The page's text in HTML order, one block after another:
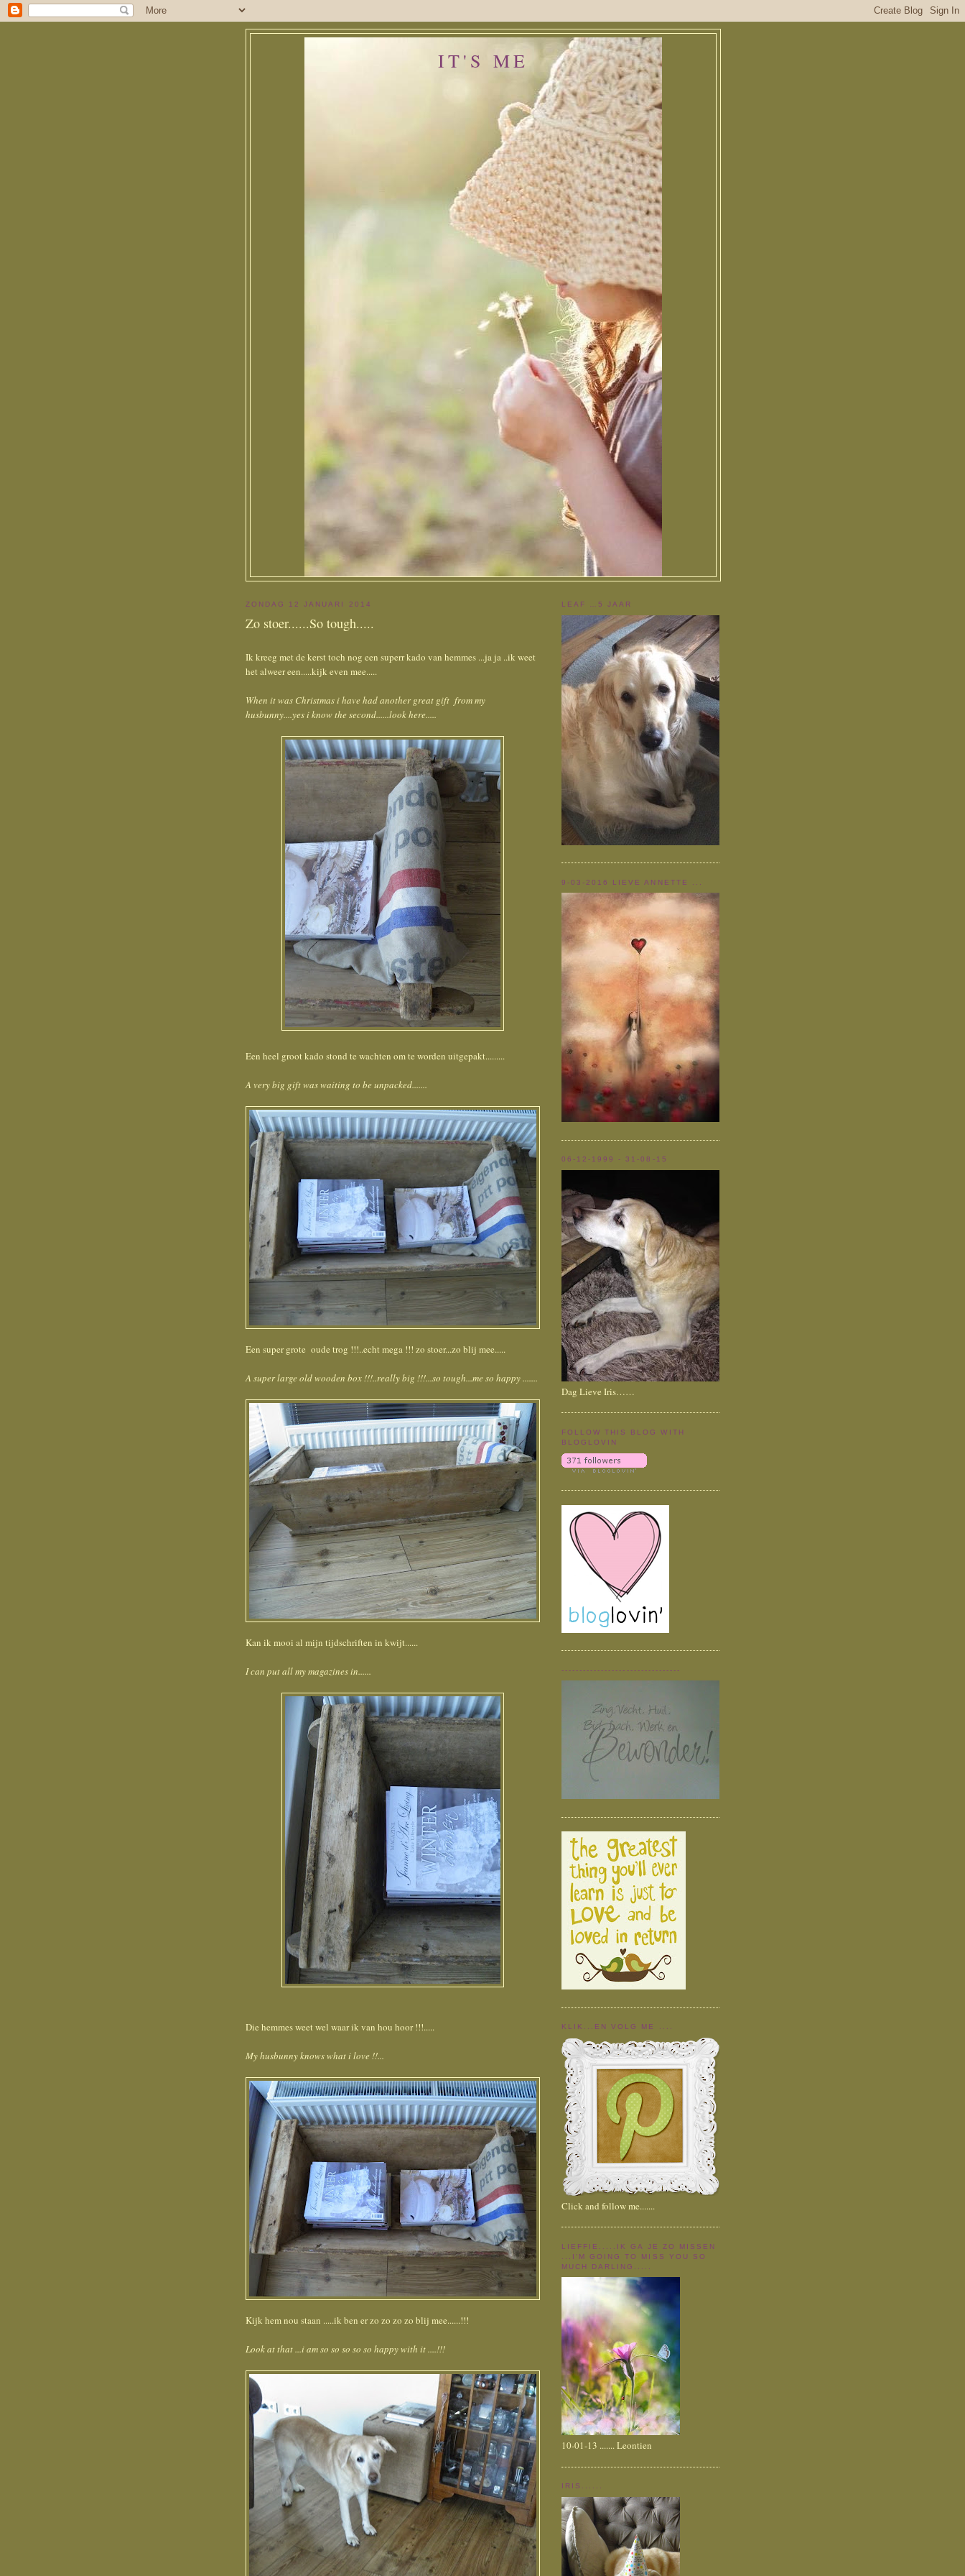
IT'S ME
ZONDAG 12 JANUARI 2014
Zo stoer......So tough.....
Ik kreeg met de kerst toch nog een superr kado van hemmes ...ja ja ..ik weet
het alweer een.....kijk even mee.....
When it was Christmas i have had another great gift from my
husbunny....yes i know the second......look here.....
Een heel groot kado stond te wachten om te worden uitgepakt.........
A very big gift was waiting to be unpacked.......
Een super grote oude trog !!!..echt mega !!! zo stoer...zo blij mee.....
A super large old wooden box !!!..really big !!!...so tough...me so happy .......
Kan ik mooi al mijn tijdschriften in kwijt......
I can put all my magazines in......
Die hemmes weet wel waar ik van hou hoor !!!.....
My husbunny knows what i love !!...
Kijk hem nou staan .....ik ben er zo zo zo zo blij mee......!!!
Look at that ...i am so so so so so happy with it ....!!!
LEAF …5 JAAR
9-03-2016 LIEVE ANNETTE ...
06-12-1999 - 31-08-15
Dag Lieve Iris……
FOLLOW THIS BLOG WITH
BLOGLOVIN
---------------------------------
KLIK...EN VOLG ME ....
Click and follow me.......
LIEFFIE.....IK GA JE ZO MISSEN
...I'M GOING TO MISS YOU SO
MUCH DARLING.....
10-01-13 ....... Leontien
IRIS......